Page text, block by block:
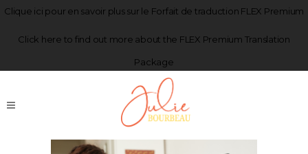
Clique ici pour en savoir plus sur le Forfait de traduction FLEX Premium
Click here to find out more about the FLEX Premium Translation
Package